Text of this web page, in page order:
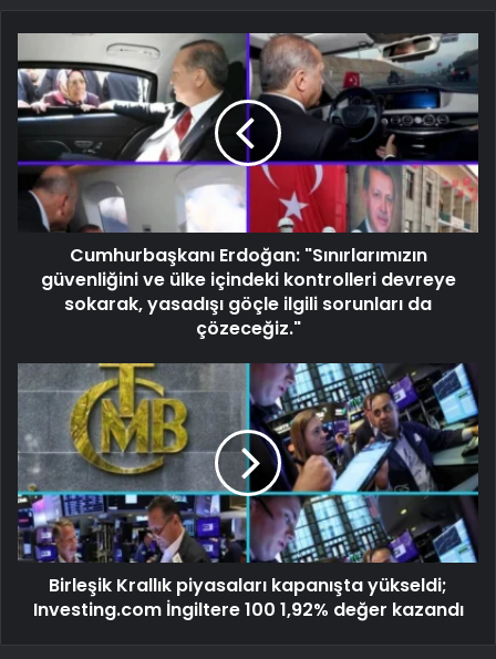
Cumhurbaşkanı Erdoğan: "Sınırlarımızın
güvenliğini ve ülke içindeki kontrolleri devreye
sokarak, yasadışı göçle ilgili sorunları da
çözeceğiz."
Birleşik Krallık piyasaları kapanışta yükseldi;
Investing.com İngiltere 100 1,92% değer kazandı